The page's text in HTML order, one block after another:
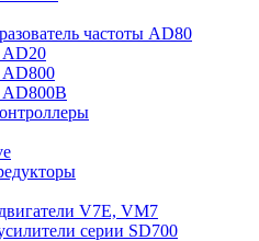
частоты AD80
V7E, VM7
серии SD700